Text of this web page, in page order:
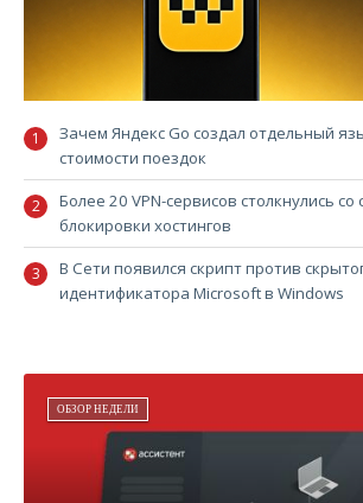
Зачем Яндекс Go создал отдельный
стоимости поездок
Более 20 VPN-сервисов столкнулись со
блокировки хостингов
В Сети появился скрипт против
идентификатора Microsoft в Windows
ОБЗОР НЕДЕЛИ